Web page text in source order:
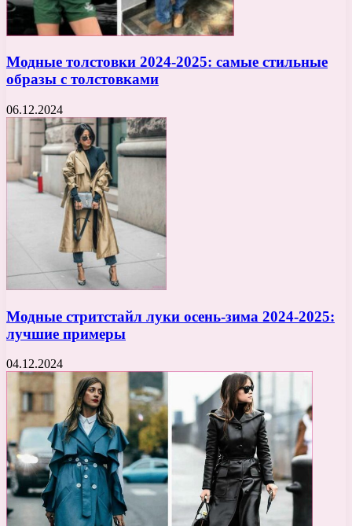
Модные толстовки 2024-2025: самые стильные
образы с толстовками
06.12.2024
Модные стритстайл луки осень-зима 2024-2025:
лучшие примеры
04.12.2024